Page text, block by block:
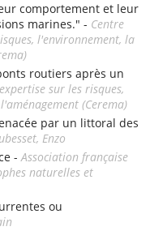
comportement et leur
marines." - Centre
l'environnement, la
routiers après un
sur les risques,
(Cerema)
par un littoral des
Enzo
-Association française
naturelles et
ou